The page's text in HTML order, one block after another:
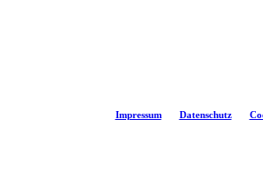
Impressum Datenschutz